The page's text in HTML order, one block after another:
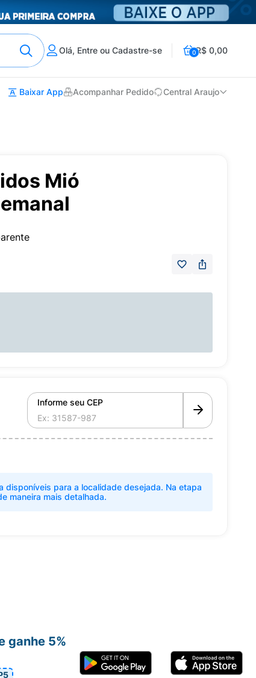
Olá, Entre ou Cadastre-se 0R$ 0,00
Baixar App Acompanhar Pedido Central Araujo
Mió
Informe seu CEP
disponíveis para a localidade desejada. Na etapa
maneira mais detalhada.
ganhe 5%